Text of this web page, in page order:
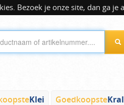
Bezoek je onze site, dan ga je
Klei Goedkoopste